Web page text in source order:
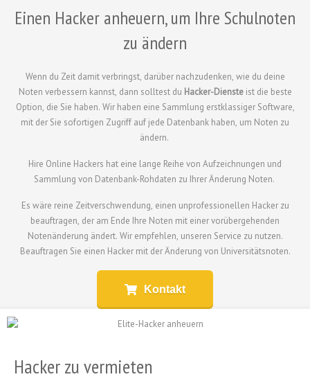
Einen Hacker anheuern, um Ihre Schulnoten
zu ändern
Wenn du Zeit damit verbringst, darüber nachzudenken, wie du deine
Noten verbessern kannst, dann solltest du Hacker-Diensteist die beste
Option, die Sie haben. Wir haben eine Sammlung erstklassiger Software,
mit der Sie sofortigen Zugriff auf jede Datenbank haben, um Noten zu
ändern.
Hire Online Hackers hat eine lange Reihe von Aufzeichnungen und
Sammlung von Datenbank-Rohdaten zu Ihrer Änderung Noten.
Es wäre reine Zeitverschwendung, einen unprofessionellen Hacker zu
beauftragen, der am Ende Ihre Noten mit einer vorübergehenden
Beauftragen Sie einen Hacker mit der Änderung von Universitätsnoten.
Kontakt
Hacker zu vermieten